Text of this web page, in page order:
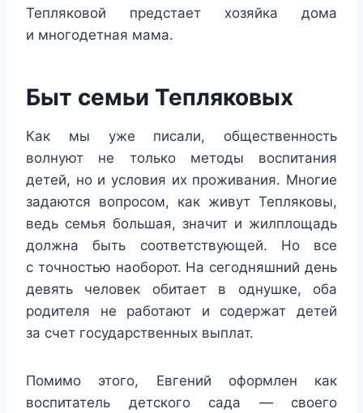
Тепляковой предстает хозяйка дома
и многодетная мама.
Быт семьи Тепляковых
Как мы уже писали, общественность
волнуют не только методы воспитания
детей, но и условия их проживания. Многие
задаются вопросом, как живут Тепляковы,
ведь семья большая, значит и жилплощадь
должна быть соответствующей. Но все
с точностью наоборот. На сегодняшний день
девять человек обитает в однушке, оба
родителя не работают и содержат детей
за счет государственных выплат.
Помимо этого, Евгений оформлен как
воспитатель детского сада — своего